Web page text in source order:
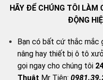
HÃY ĐỂ CHÚNG TÔI LÀM
ĐỘNG
Bạn có bất cứ thắc mắc
nâng hay thiết bị ô tô
gọi ngay cho chúng tôi
Thuật Mr Tiên: